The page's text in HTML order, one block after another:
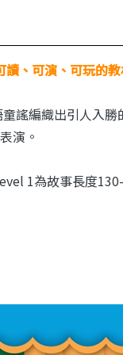
讀、可演、可玩的
謠編織出引人入勝
演。
1為故事長度